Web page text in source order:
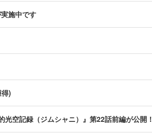
施中です
)
空記録（ジムシャニ）』第22話前編が公開！